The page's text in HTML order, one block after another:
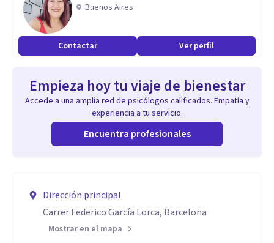
Buenos Aires
Contactar Ver perfil
Empieza hoy tu viaje de bienestar
Accede a una amplia red de psicólogos calificados. Empatía y
experiencia a tu servicio.
Encuentra profesionales
Dirección principal
Carrer Federico García Lorca, Barcelona
Mostrar en el mapa